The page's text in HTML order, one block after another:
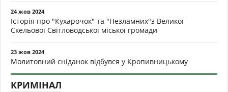
24 жов 2024
Історія про "Кухарочок" та "Незламних"з Великої
Скельової Світловодської міської громади
23 жов 2024
Молитовний сніданок відбувся у Кропивницькому
КРИМІНАЛ